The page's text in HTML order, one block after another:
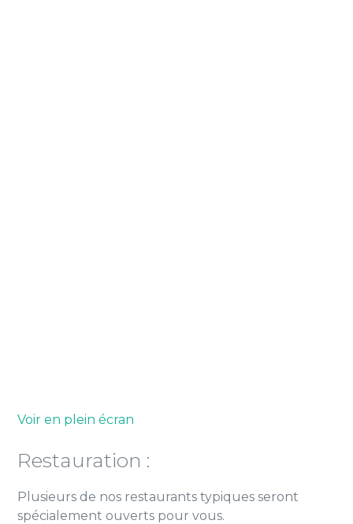
Voir en plein écran
Restauration :
Plusieurs de nos restaurants typiques seront
spécialement ouverts pour vous.